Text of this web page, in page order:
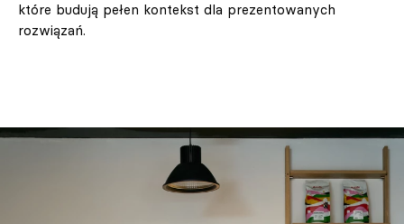
które budują pełen kontekst dla prezentowanych
rozwiązań.